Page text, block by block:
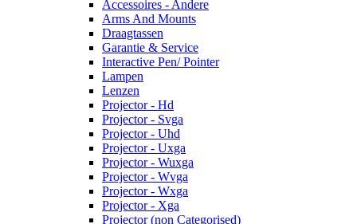
Accessoires - Andere
Arms And Mounts
Draagtassen
Garantie & Service
Interactive Pen/ Pointer
Lampen
Lenzen
Projector - Hd
Projector - Svga
Projector - Uhd
Projector - Uxga
Projector - Wuxga
Projector - Wvga
Projector - Wxga
Projector - Xga
Projector (non Categorised)